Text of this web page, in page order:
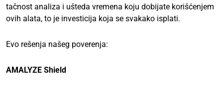
tačnost analiza i ušteda vremena koju dobijate korišćenjem
ovih alata, to je investicija koja se svakako isplati.
Evo rešenja našeg poverenja:
AMALYZE Shield